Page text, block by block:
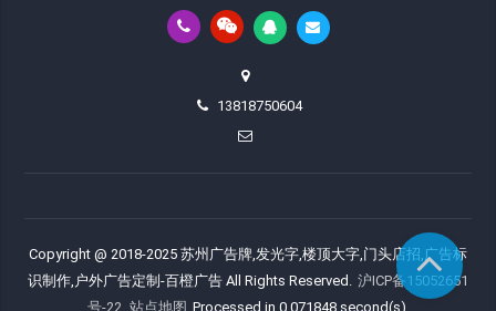
13818750604
Copyright @ 2018-2025 苏州广告牌,发光字,楼顶大字,门头店招,广告标
识制作,户外广告定制-百橙广告 All Rights Reserved.
沪ICP备15052651
号-22 站点地图 Processed in 0.071848 second(s).